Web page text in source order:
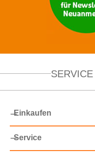
Einkaufen
Service